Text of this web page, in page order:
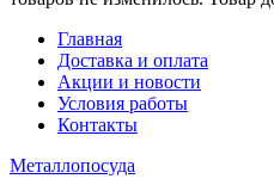
Главная
Доставка и оплата
Акции и новости
Условия работы
Контакты
Металлопосуда